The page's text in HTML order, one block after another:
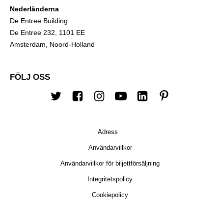
Nederländerna
De Entree Building
De Entree 232, 1101 EE
Amsterdam, Noord-Holland
FÖLJ OSS
TwitterFacebookInstagram
youtubeLinkedIn
Adress
Användarvillkor
Användarvillkor för biljettförsäljning
Integritetspolicy
Cookiepolicy